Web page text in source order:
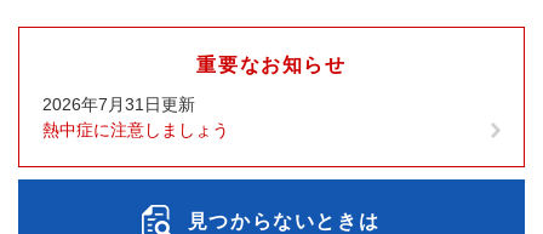
重要なお知らせ
2026年7月31日更新
熱中症に注意しましょう
見つからないときは